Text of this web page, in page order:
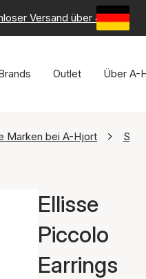
Versand über 49 € -
Outlet Über A-
Marken bei A-Hjort Sif
Ellisse
Piccolo
Earrings